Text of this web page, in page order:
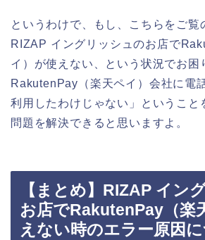
というわけで、もし、こちらをご覧
RIZAP イングリッシュのお店で
イ）が使えない、という状況でお困
RakutenPay（楽天ペイ）会社に電
利用したわけじゃない」ということ
問題を解決できると思いますよ。
【まとめ】RIZAP イン
お店でRakutenPay（楽
えない時のエラー原因